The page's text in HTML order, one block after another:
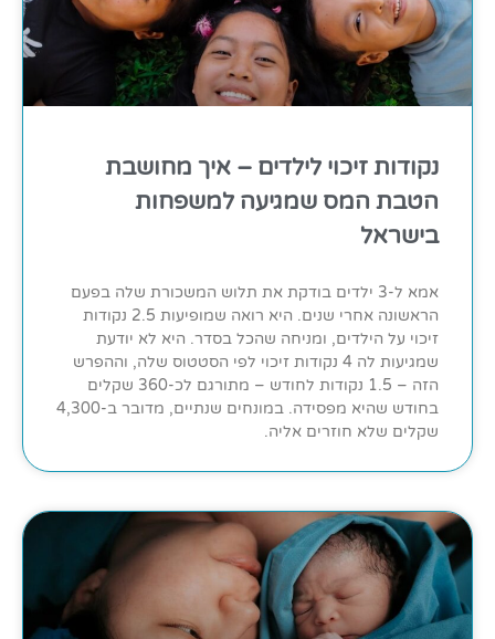
נקודות זיכוי לילדים – איך מחושבת
הטבת המס שמגיעה למשפחות
בישראל
אמא ל-3 ילדים בודקת את תלוש המשכורת שלה בפעם
הראשונה אחרי שנים. היא רואה שמופיעות 2.5 נקודות
זיכוי על הילדים, ומניחה שהכל בסדר. היא לא יודעת
שמגיעות לה 4 נקודות זיכוי לפי הסטטוס שלה, וההפרש
הזה – 1.5 נקודות לחודש – מתורגם לכ-360 שקלים
בחודש שהיא מפסידה. במונחים שנתיים, מדובר ב-4,300
שקלים שלא חוזרים אליה.